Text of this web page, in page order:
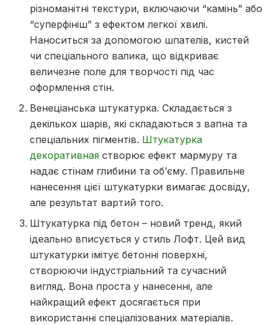
різноманітні текстури, включаючи “камінь” або
“суперфініш” з ефектом легкої хвилі.
Наноситься за допомогою шпателів, кистей
чи спеціального валика, що відкриває
величезне поле для творчості під час
оформлення стін.
Венеціанська штукатурка. Складається з
декількох шарів, які складаються з вапна та
спеціальних пігментів. Штукатурка
декоративная створює ефект мармуру та
надає стінам глибини та об’єму. Правильне
нанесення цієї штукатурки вимагає досвіду,
але результат вартий того.
Штукатурка під бетон – новий тренд, який
ідеально вписується у стиль Лофт. Цей вид
штукатурки імітує бетонні поверхні,
створюючи індустріальний та сучасний
вигляд. Вона проста у нанесенні, але
найкращий ефект досягається при
використанні спеціалізованих матеріалів.